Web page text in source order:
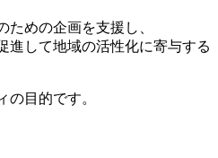
めの企画を支援し、
進して地域の活性化に寄与する
の目的です。